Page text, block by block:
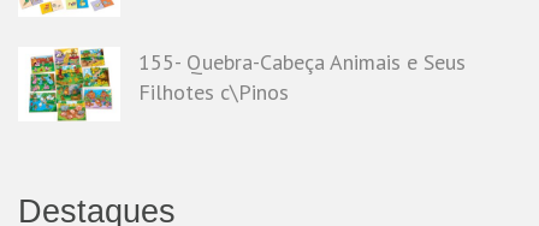
155- Quebra-Cabeça Animais e Seus
Filhotes c\Pinos
Destaques